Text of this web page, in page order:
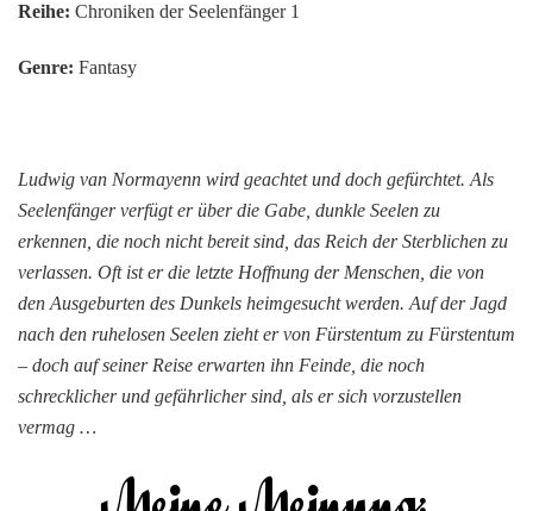
Reihe: Chroniken der Seelenfänger 1
Genre: Fantasy
Ludwig van Normayenn wird geachtet und doch gefürchtet. Als
Seelenfänger verfügt er über die Gabe, dunkle Seelen zu
erkennen, die noch nicht bereit sind, das Reich der Sterblichen zu
verlassen. Oft ist er die letzte Hoffnung der Menschen, die von
den Ausgeburten des Dunkels heimgesucht werden. Auf der Jagd
nach den ruhelosen Seelen zieht er von Fürstentum zu Fürstentum
– doch auf seiner Reise erwarten ihn Feinde, die noch
schrecklicher und gefährlicher sind, als er sich vorzustellen
vermag …